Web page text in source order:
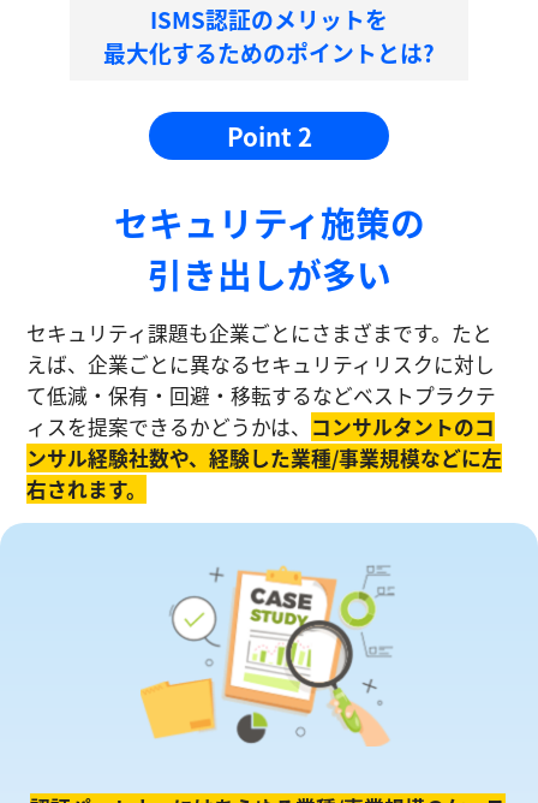
ISMS認証のメリットを
最大化するためのポイントとは?
Point 2
セキュリティ施策の
引き出しが多い
セキュリティ課題も企業ごとにさまざまです。たと
えば、企業ごとに異なるセキュリティリスクに対し
て低減・保有・回避・移転するなどベストプラクテ
ィスを提案できるかどうかは、 コンサルタントのコ
ンサル経験社数や、経験した業種/事業規模などに左
右されます。